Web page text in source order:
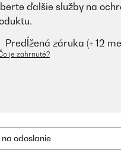
ďalšie služby na
Predĺžená záruka (+ 12
je zahrnuté?
odoslanie